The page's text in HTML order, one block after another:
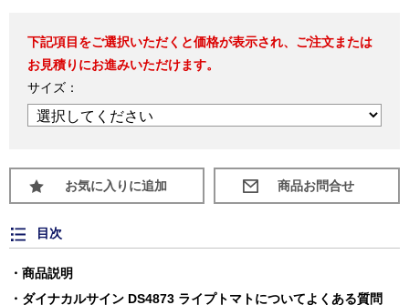
下記項目をご選択いただくと価格が表示され、ご注文または
お見積りにお進みいただけます。
サイズ：
お気に入りに追加
目次
商品説明
ダイナカルサイン DS4873 ライプトマトについてよくある質問